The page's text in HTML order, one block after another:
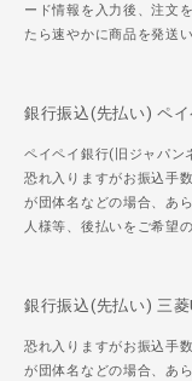
ード情報を入力後、注文
たら速やかに商品を発送
銀行振込(先払い) ペ
ペイペイ銀行(旧ジャパン
恐れ入りますがお振込手
が団体名などの場合、あ
人様等、後払いをご希望
銀行振込(先払い) 三菱
恐れ入りますがお振込手
が団体名などの場合、あ